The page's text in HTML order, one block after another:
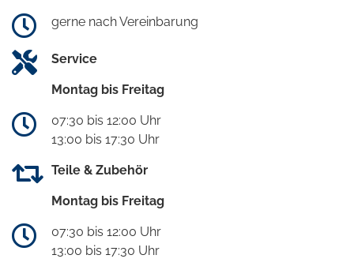
gerne nach Vereinbarung
Service
Montag bis Freitag
07:30 bis 12:00 Uhr
13:00 bis 17:30 Uhr
Teile & Zubehör
Montag bis Freitag
07:30 bis 12:00 Uhr
13:00 bis 17:30 Uhr